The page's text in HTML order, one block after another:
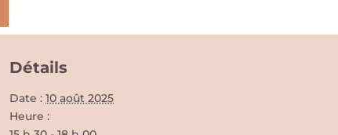
Détails
Date : 10 août 2025
Heure :